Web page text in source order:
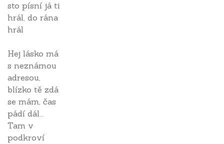
sto písní já ti
hrál, do rána
hrál
Hej lásko má
s neznámou
adresou,
blízko tě zdá
se mám, čas
pádí dál...
Tam v
podkroví